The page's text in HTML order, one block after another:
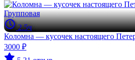
Групповая
2.5ч
Коломна — кусочек настоящего
3000 ₽